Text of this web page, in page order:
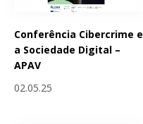
Conferência Cibercrime e
a Sociedade Digital –
APAV
02.05.25